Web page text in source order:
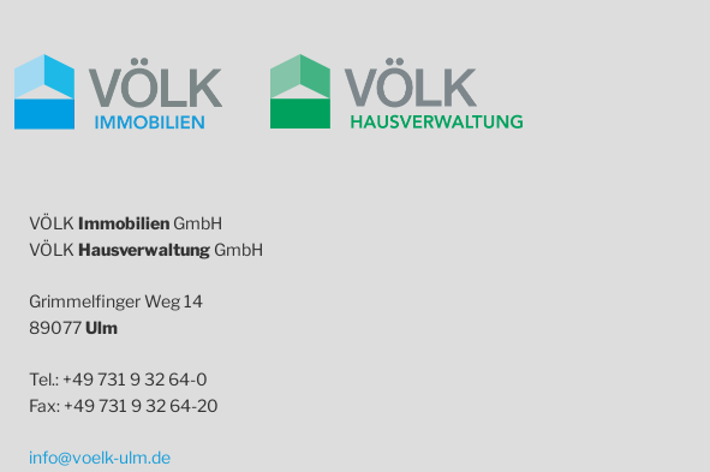
VÖLK Immobilien GmbH
VÖLK Hausverwaltung GmbH
Grimmelfinger Weg 14
89077Ulm
Tel.: +49 731 9 32 64-0
Fax: +49 731 9 32 64-20
info@voelk-ulm.de